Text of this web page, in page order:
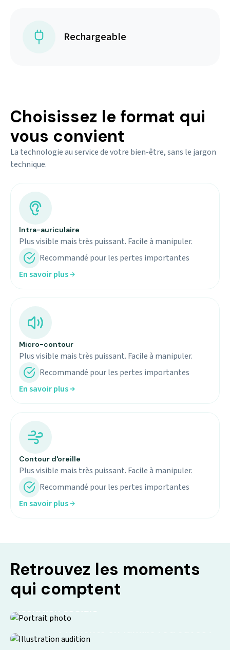
Rechargeable
Choisissez le format qui
vous convient
La technologie au service de votre bien-être, sans le jargon
technique.
Micro-contour
Plus visible mais très puissant. Facile à manipuler.
Recommandé pour les pertes importantes
En savoir plus
Contour d'oreille
Plus visible mais très puissant. Facile à manipuler.
Recommandé pour les pertes importantes
En savoir plus
Intra-auriculaire
Plus visible mais très puissant. Facile à manipuler.
Recommandé pour les pertes importantes
En savoir plus
Retrouvez les moments
qui comptent